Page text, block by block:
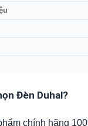
Đèn Duhal?
chính hãng